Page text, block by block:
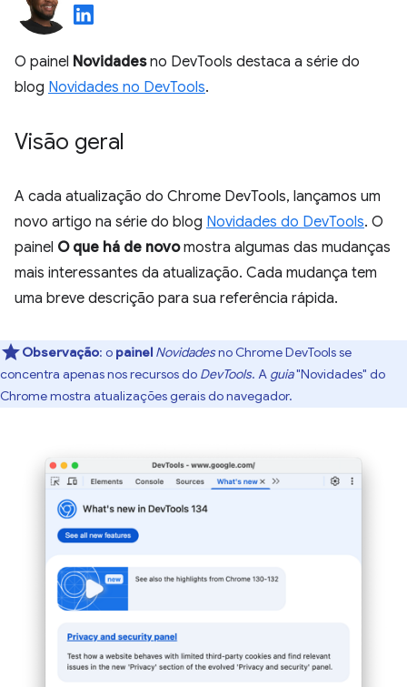
O painel Novidadesno DevTools destaca a série do
blog Novidades no DevTools.
Visão geral
A cada atualização do Chrome DevTools, lançamos um
novo artigo na série do blog Novidades do DevTools. O
painel O que há de novomostra algumas das mudanças
mais interessantes da atualização. Cada mudança tem
uma breve descrição para sua referência rápida.
Observação: o painel Novidadesno Chrome DevTools se
concentra apenas nos recursos do DevTools. A guia"Novidades" do
Chrome mostra atualizações gerais do navegador.